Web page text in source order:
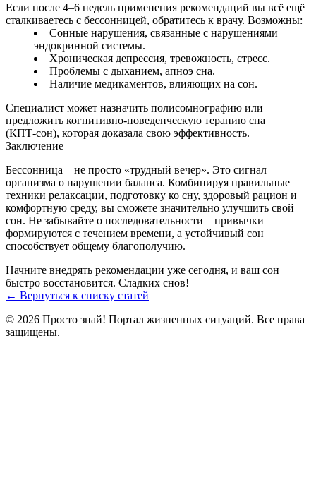
Если после 4–6 недель применения рекомендаций вы всё ещё
сталкиваетесь с бессонницей, обратитесь к врачу. Возможны:
Сонные нарушения, связанные с нарушениями
эндокринной системы.
Хроническая депрессия, тревожность, стресс.
Проблемы с дыханием, апноэ сна.
Наличие медикаментов, влияющих на сон.
Специалист может назначить полисомнографию или
предложить когнитивно‑поведенческую терапию сна
(КПТ‑сон), которая доказала свою эффективность.
Заключение
Бессонница – не просто «трудный вечер». Это сигнал
организма о нарушении баланса. Комбинируя правильные
техники релаксации, подготовку ко сну, здоровый рацион и
комфортную среду, вы сможете значительно улучшить свой
сон. Не забывайте о последовательности – привычки
формируются с течением времени, а устойчивый сон
способствует общему благополучию.
Начните внедрять рекомендации уже сегодня, и ваш сон
быстро восстановится. Сладких снов!
← Вернуться к списку статей
© 2026 Просто знай! Портал жизненных ситуаций. Все права
защищены.